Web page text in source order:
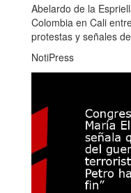
Abelardo de la
Colombia en Cali
protestas y señales
NotiPress